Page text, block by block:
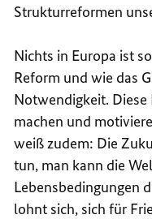
Strukturreformen
Nichts in Europa ist
Reform und wie das
Notwendigkeit.
machen und
weiß zudem: Die
tun, man kann die
Lebensbedingungen
lohnt sich, sich für